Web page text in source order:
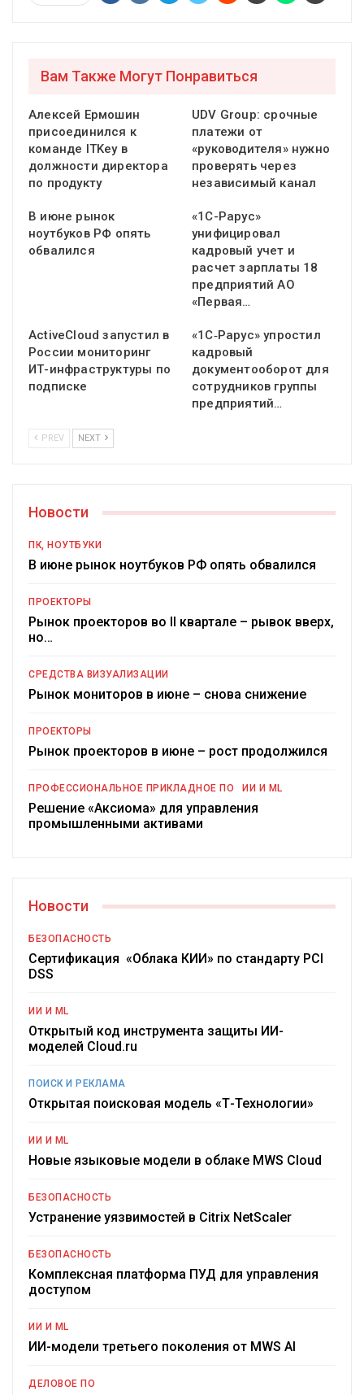
Вам Также Могут Понравиться
Алексей Ермошин
присоединился к
команде ITKey в
должности директора
по продукту
UDV Group: срочные
платежи от
«руководителя» нужно
проверять через
независимый канал
В июне рынок
ноутбуков РФ опять
обвалился
«1С-Рарус»
унифицировал
кадровый учет и
расчет зарплаты 18
предприятий АО
«Первая…
ActiveCloud запустил в
России мониторинг
ИТ-инфраструктуры по
подписке
«1С‑Рарус» упростил
кадровый
документооборот для
сотрудников группы
предприятий…
PREV NEXT
Новости
ПК, НОУТБУКИ
В июне рынок ноутбуков РФ опять обвалился
ПРОЕКТОРЫ
Рынок проекторов во II квартале – рывок вверх,
но…
СРЕДСТВА ВИЗУАЛИЗАЦИИ
Рынок мониторов в июне – снова снижение
ПРОЕКТОРЫ
Рынок проекторов в июне – рост продолжился
ПРОФЕССИОНАЛЬНОЕ ПРИКЛАДНОЕ ПО ИИ И ML
Решение «Аксиома» для управления
промышленными активами
Новости
БЕЗОПАСНОСТЬ
Сертификация «Облака КИИ» по стандарту PCI
DSS
ИИ И ML
Открытый код инструмента защиты ИИ-
моделей Cloud.ru
ПОИСК И РЕКЛАМА
Открытая поисковая модель «Т-Технологии»
ИИ И ML
Новые языковые модели в облаке MWS Cloud
БЕЗОПАСНОСТЬ
Устранение уязвимостей в Citrix NetScaler
БЕЗОПАСНОСТЬ
Комплексная платформа ПУД для управления
доступом
ИИ И ML
ИИ-модели третьего поколения от MWS AI
ДЕЛОВОЕ ПО